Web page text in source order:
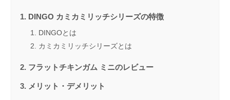
DINGO カミカミリッチシリーズの特徴
DINGOとは
カミカミリッチシリーズとは
フラットチキンガム ミニのレビュー
メリット・デメリット